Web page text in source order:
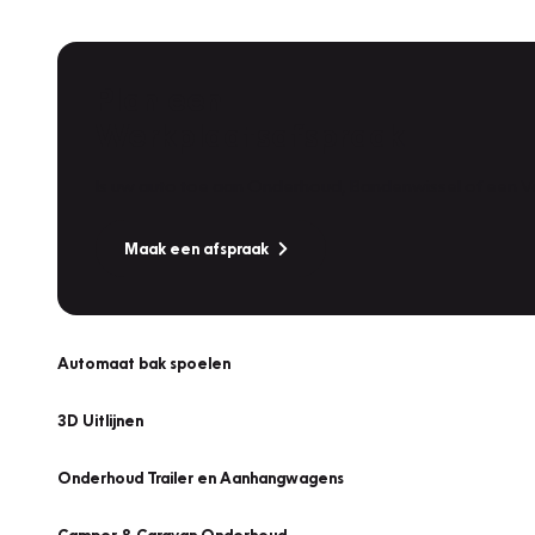
Maak een afspraak
Automaat bak spoelen
3D Uitlijnen
Onderhoud Trailer en Aanhangwagens